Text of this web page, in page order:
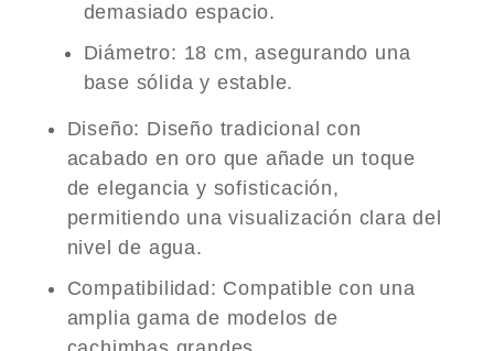
demasiado espacio.
Diámetro: 18 cm, asegurando una
base sólida y estable.
Diseño: Diseño tradicional con
acabado en oro que añade un toque
de elegancia y sofisticación,
permitiendo una visualización clara del
nivel de agua.
Compatibilidad : Compatible con una
amplia gama de modelos de